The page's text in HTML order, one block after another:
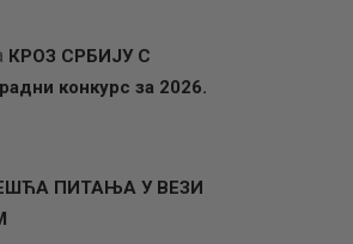
КРОЗ СРБИЈУ С
конкурс за 2026.
ПИТАЊА У ВЕЗИ